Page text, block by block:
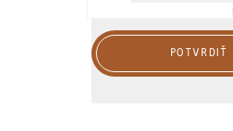
POTVRDIŤ